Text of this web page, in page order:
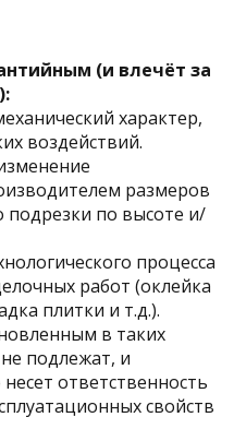
(и влечёт за
характер,
воздействий.
размеров
подрезки по высоте и/
процесса
работ (оклейка
плитки и т.д.).
в таких
подлежат, и
ответственность
свойств